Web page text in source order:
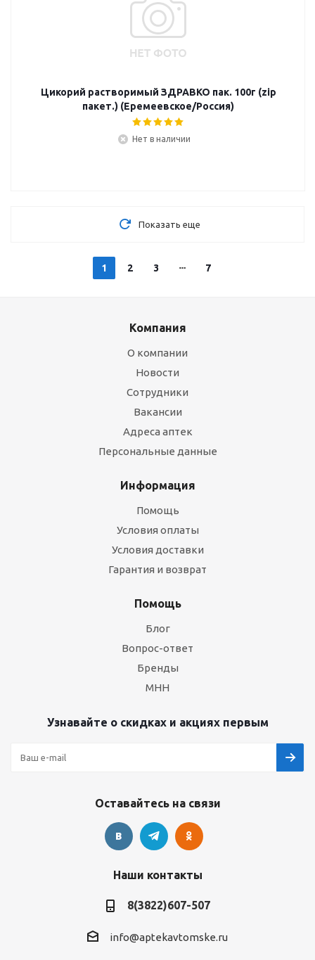
Цикорий растворимый ЗДРАВКО пак. 100г (zip
пакет.) (Еремеевское/Россия)
Нет в наличии
Показать еще
1 2 3 7
Компания
О компании
Новости
Сотрудники
Вакансии
Адреса аптек
Персональные данные
Информация
Помощь
Условия оплаты
Условия доставки
Гарантия и возврат
Помощь
Блог
Вопрос-ответ
Бренды
МНН
Узнавайте о скидках и акциях первым
Оставайтесь на связи
Наши контакты
8(3822)607-507
info@aptekavtomske.ru